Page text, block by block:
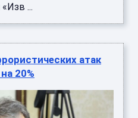
...
атак
20%